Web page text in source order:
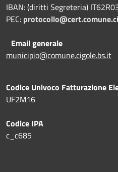
IBAN: (diritti Segreteria)
PEC:
Email generale
municipio@comune.cigole.bs.it
Codice Univoco Fatturazione
UF2M16
Codice IPA
c_c685